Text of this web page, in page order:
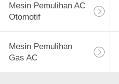
Mesin Pemulihan AC
Otomotif
Mesin Pemulihan
Gas AC